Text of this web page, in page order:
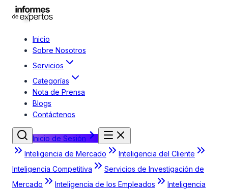
Inicio
Sobre Nosotros
Servicios
Categorías
Nota de Prensa
Blogs
Contáctenos
Inicio de Sesión
Inteligencia de Mercado
Inteligencia del Cliente
Inteligencia Competitiva
Servicios de Investigación de
Mercado
Inteligencia de los Empleados
Inteligencia